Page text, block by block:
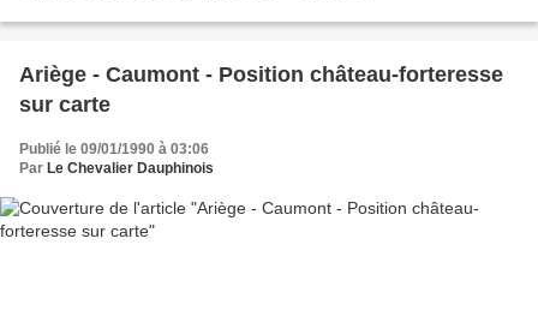
Ariège - Caumont - Position château-forteresse
sur carte
Publié le 09/01/1990 à 03:06
Par Le Chevalier Dauphinois